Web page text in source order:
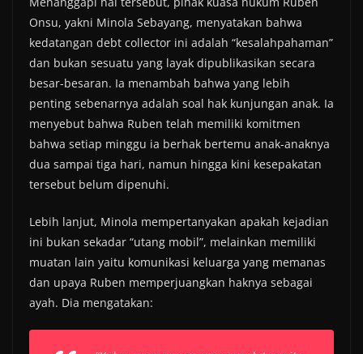
Onsu, yakni Minola Sebayang, menyatakan bahwa
kedatangan debt collector ini adalah “kesalahpahaman”
dan bukan sesuatu yang layak dipublikasikan secara
besar-besaran. Ia menambah bahwa yang lebih
penting sebenarnya adalah soal hak kunjungan anak. Ia
menyebut bahwa Ruben telah memiliki komitmen
bahwa setiap minggu ia berhak bertemu anak-anaknya
dua sampai tiga hari, namun hingga kini kesepakatan
tersebut belum dipenuhi.
Lebih lanjut, Minola mempertanyakan apakah kejadian
ini bukan sekadar “utang mobil”, melainkan memiliki
muatan lain yaitu komunikasi keluarga yang memanas
dan upaya Ruben memperjuangkan haknya sebagai
ayah. Dia mengatakan: